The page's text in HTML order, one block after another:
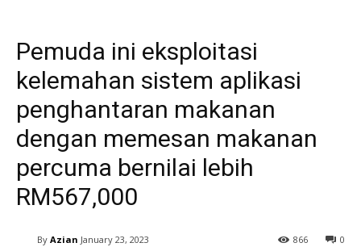
Pemuda ini eksploitasi
kelemahan sistem aplikasi
penghantaran makanan
dengan memesan makanan
percuma bernilai lebih
RM567,000
By Azian January 23, 2023 0
866